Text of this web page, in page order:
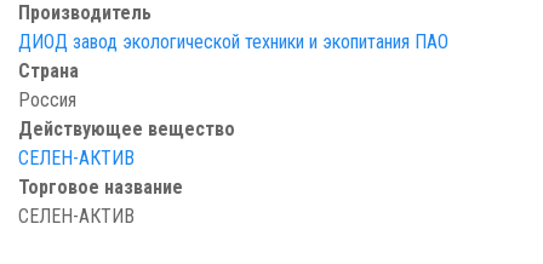
Производитель
ДИОД завод экологической техники и экопитания ПАО
Страна
Россия
Действующее вещество
СЕЛЕН-АКТИВ
Торговое название
СЕЛЕН-АКТИВ